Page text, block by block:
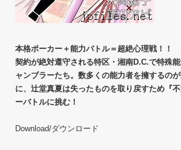
本格ポーカー＋能力バトル＝超絶心理戦！！
契約が絶対遵守される特区・湘南D.C.で特殊
ャンブラーたち。数多くの能力者を擁するの
に、辻堂真夏は失ったものを取り戻すため『
ーバトルに挑む！
Download/ダウンロード